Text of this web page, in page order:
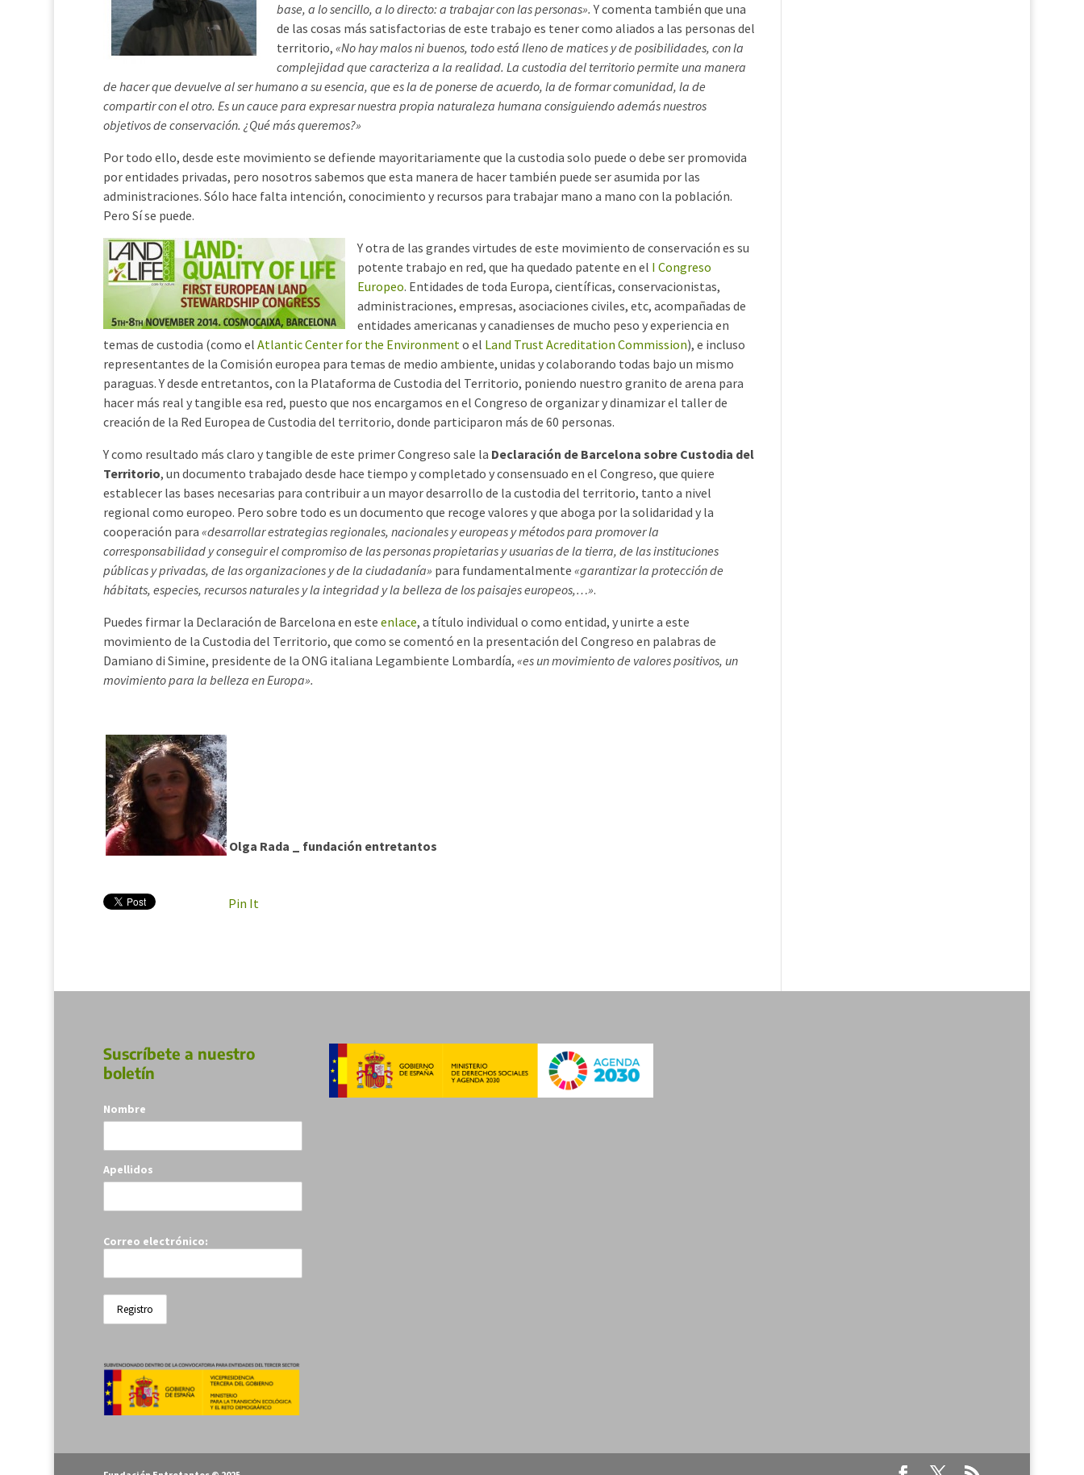
base, a lo sencillo, a lo directo: a trabajar con las personas». Y comenta también que una
de las cosas más satisfactorias de este trabajo es tener como aliados a las personas del
territorio, «No hay malos ni buenos, todo está lleno de matices y de posibilidades, con la
complejidad que caracteriza a la realidad. La custodia del territorio permite una manera
de hacer que devuelve al ser humano a su esencia, que es la de ponerse de acuerdo, la de formar comunidad, la de
compartir con el otro. Es un cauce para expresar nuestra propia naturaleza humana consiguiendo además nuestros
objetivos de conservación. ¿Qué más queremos?»
Por todo ello, desde este movimiento se defiende mayoritariamente que la custodia solo puede o debe ser promovida
por entidades privadas, pero nosotros sabemos que esta manera de hacer también puede ser asumida por las
administraciones. Sólo hace falta intención, conocimiento y recursos para trabajar mano a mano con la población.
Pero Sí se puede.
Y otra de las grandes virtudes de este movimiento de conservación es su
potente trabajo en red, que ha quedado patente en el I Congreso
Europeo. Entidades de toda Europa, científicas, conservacionistas,
administraciones, empresas, asociaciones civiles, etc, acompañadas de
entidades americanas y canadienses de mucho peso y experiencia en
temas de custodia (como el Atlantic Center for the Environmento el Land Trust Acreditation Commission), e incluso
representantes de la Comisión europea para temas de medio ambiente, unidas y colaborando todas bajo un mismo
paraguas. Y desde entretantos, con la Plataforma de Custodia del Territorio, poniendo nuestro granito de arena para
hacer más real y tangible esa red, puesto que nos encargamos en el Congreso de organizar y dinamizar el taller de
creación de la Red Europea de Custodia del territorio, donde participaron más de 60 personas.
Y como resultado más claro y tangible de este primer Congreso sale la Declaración de Barcelona sobre Custodia del
Territorio, un documento trabajado desde hace tiempo y completado y consensuado en el Congreso, que quiere
establecer las bases necesarias para contribuir a un mayor desarrollo de la custodia del territorio, tanto a nivel
regional como europeo. Pero sobre todo es un documento que recoge valores y que aboga por la solidaridad y la
cooperación para «desarrollar estrategias regionales, nacionales y europeas y métodos para promover la
corresponsabilidad y conseguir el compromiso de las personas propietarias y usuarias de la tierra, de las instituciones
públicas y privadas, de las organizaciones y de la ciudadanía» para fundamentalmente «garantizar la protección de
hábitats, especies, recursos naturales y la integridad y la belleza de los paisajes europeos,…».
Puedes firmar la Declaración de Barcelona en este enlace, a título individual o como entidad, y unirte a este
movimiento de la Custodia del Territorio, que como se comentó en la presentación del Congreso en palabras de
Damiano di Simine, presidente de la ONG italiana Legambiente Lombardía, «es un movimiento de valores positivos, un
movimiento para la belleza en Europa».
Olga Rada _ fundación entretantos
Pin It
Suscríbete a nuestro
boletín
Nombre
Apellidos
Correo electrónico: